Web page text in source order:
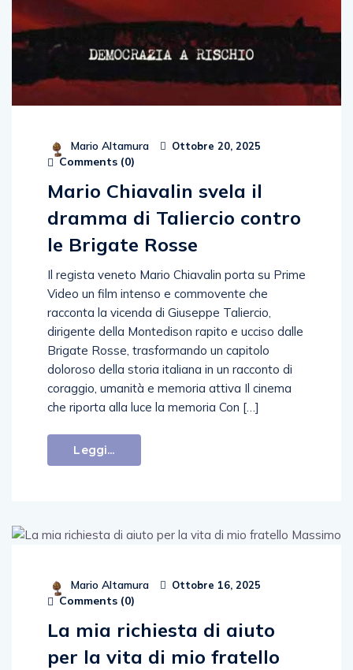
Mario Altamura Ottobre 20, 2025
Comments (0)
Mario Chiavalin svela il
dramma di Taliercio contro
le Brigate Rosse
Il regista veneto Mario Chiavalin porta su Prime
Video un film intenso e commovente che
racconta la vicenda di Giuseppe Taliercio,
dirigente della Montedison rapito e ucciso dalle
Brigate Rosse, trasformando un capitolo
doloroso della storia italiana in un racconto di
coraggio, umanità e memoria attiva Il cinema
che riporta alla luce la memoria Con […]
Leggi...
Mario Altamura Ottobre 16, 2025
Comments (0)
La mia richiesta di aiuto
per la vita di mio fratello